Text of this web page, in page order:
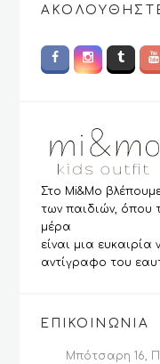
Στο Mi&Mo
των παιδιών, όπου
μέρα
είναι μια ευκαιρία
αντίγραφο του
ΕΠΙΚΟΙΝΩΝΊΑ
Μπότσαρη 16,